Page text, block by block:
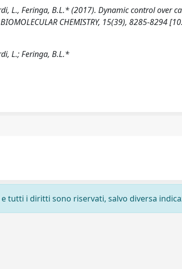
L., Feringa, B.L.* (2017). Dynamic control over
CHEMISTRY, 15(39), 8285-8294
L.; Feringa, B.L.*
tutti i diritti sono riservati, salvo diversa